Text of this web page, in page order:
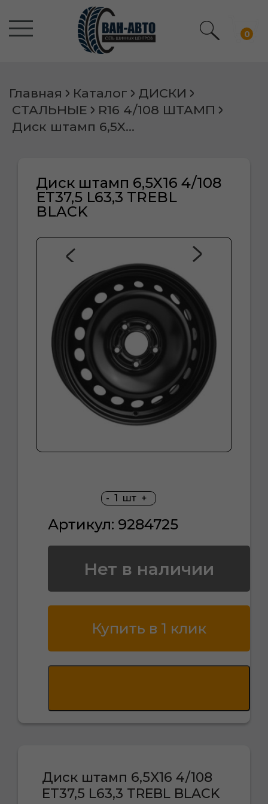
0
Главная Каталог
ДИСКИ
СТАЛЬНЫЕ
R16 4/108 ШТАМП
Диск штамп 6,5X16 4/108 ET37,5 L63,3 TREBL BLACK
Диск штамп 6,5X16 4/108
ET37,5 L63,3 TREBL
BLACK
- 1 шт +
Артикул: 9284725
Нет в наличии
Купить в 1 клик
Диск штамп 6,5X16 4/108
ET37,5 L63,3 TREBL BLACK